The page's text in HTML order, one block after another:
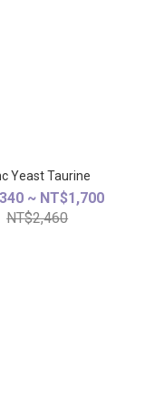
Zinc Yeast Taurine
~ NT$1,700
NT$2,460